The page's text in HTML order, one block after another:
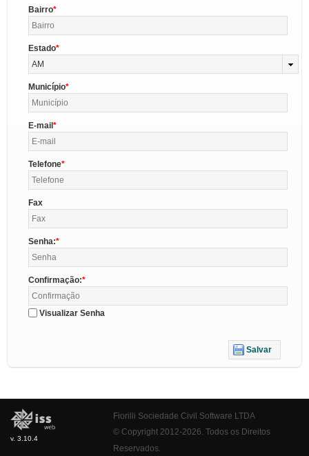
Bairro
Estado
AM
Município
E-mail
Telefone
Fax
Senha:
Confirmação:
Visualizar Senha
Salvar
v. 3.10.4
Fiorilli Sociedade Civil Software LTDA
© Copyright 2012-2026. Todos os Direitos
Reservados.